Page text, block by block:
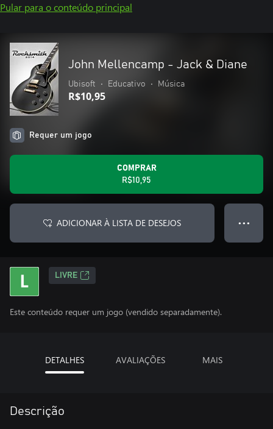
Pular para o conteúdo principal
John Mellencamp - Jack & Diane
Ubisoft • Educativo • Música
R$10,95
Requer um jogo
COMPRAR
R$10,95
ADICIONAR À LISTA DE DESEJOS ● ● ●
LIVRE
Este conteúdo requer um jogo (vendido separadamente).
DETALHES AVALIAÇÕES MAIS
Descrição